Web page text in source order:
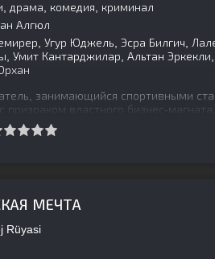
драма, комедия, криминал
Алгюл
Угур Юджель, Эсра Билгич,
Умит Кантарджилар, Альтан
занимающийся спортивными
призраком властного бизнес-
дело об убийстве.
МЕЧТА
Rüyasi